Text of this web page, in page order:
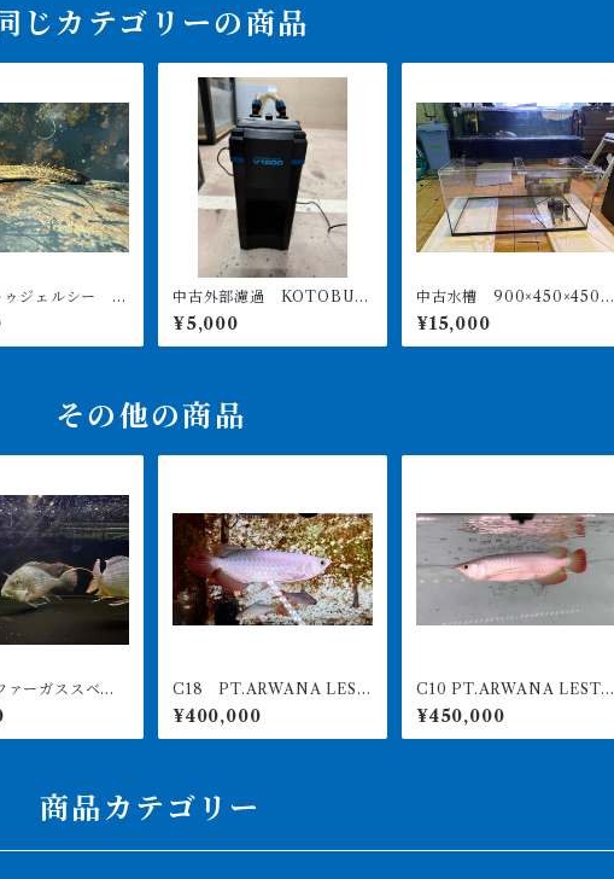
じカテゴリーの商品
中古外部濾過 KOTOBUK
I POWERBOX V1200 引
き取り限定
¥5,000
中古水槽 900×450×450ア
クリル水槽 上部濾過セッ
ト
¥15,000
その他の商品
前後 大きめ
C18 PT.ARWANA LEST
ARI 最高峰紅龍 アブソリ
ュートレッド 19㎝前後 2
60-005145
¥400,000
C10 PT.ARWANA LESTA
RI 最高峰紅龍 アブソリュ
ートレッド 16㎝前後 26
0-005154 アグスファーム
¥450,000
商品カテゴリー